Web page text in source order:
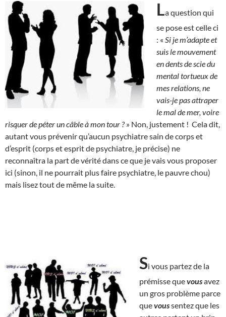
La question qui
se pose est celle ci
: « Si je m’adapte et
suis le mouvement
en dents de scie du
mental tortueux de
mes relations, ne
vais-je pas attraper
le mal de mer, voire
risquer de péter un câble à mon tour ?» Non, justement ! Cela dit,
autant vous prévenir qu’aucun psychiatre sain de corps et
d’esprit (corps et esprit de psychiatre, je précise) ne
reconnaîtra la part de vérité dans ce que je vais vous proposer
ici (sinon, il ne pourrait plus faire psychiatre, le pauvre chou)
mais lisez tout de même la suite.
Si vous partez de la
prémisse quevousavez
un gros problème parce
quevoussentez que les